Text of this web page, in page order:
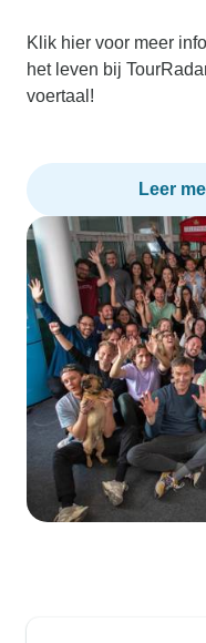
Klik hier voor meer
het leven bij
voertaal!
Leer